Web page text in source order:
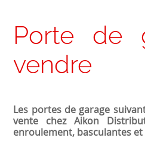
Porte de
vendre
Les portes de garage
vente chez Aikon
enroulement, basculantes